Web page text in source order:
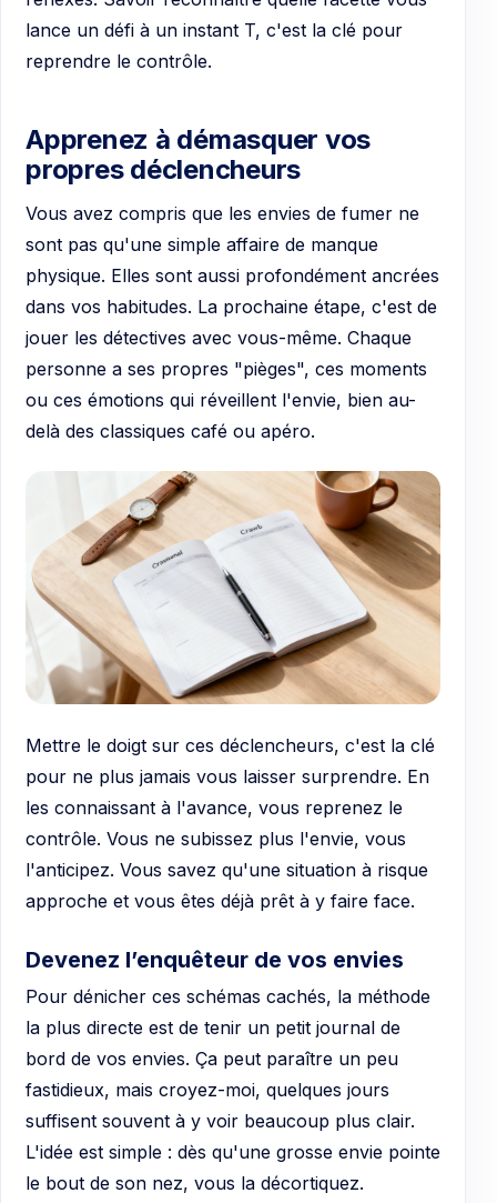
lance un défi à un instant T, c'est la clé pour
reprendre le contrôle.
Apprenez à démasquer vos
propres déclencheurs
Vous avez compris que les envies de fumer ne
sont pas qu'une simple affaire de manque
physique. Elles sont aussi profondément ancrées
dans vos habitudes. La prochaine étape, c'est de
jouer les détectives avec vous-même. Chaque
personne a ses propres "pièges", ces moments
ou ces émotions qui réveillent l'envie, bien au-
delà des classiques café ou apéro.
Mettre le doigt sur ces déclencheurs, c'est la clé
pour ne plus jamais vous laisser surprendre. En
les connaissant à l'avance, vous reprenez le
contrôle. Vous ne subissez plus l'envie, vous
l'anticipez. Vous savez qu'une situation à risque
approche et vous êtes déjà prêt à y faire face.
Devenez l’enquêteur de vos envies
Pour dénicher ces schémas cachés, la méthode
la plus directe est de tenir un petit journal de
bord de vos envies. Ça peut paraître un peu
fastidieux, mais croyez-moi, quelques jours
suffisent souvent à y voir beaucoup plus clair.
L'idée est simple : dès qu'une grosse envie pointe
le bout de son nez, vous la décortiquez.